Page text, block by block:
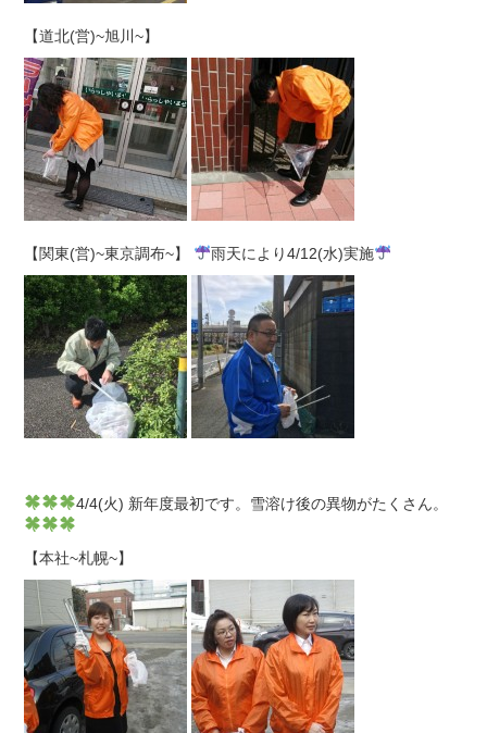
【道北(営)~旭川~】
【関東(営)~東京調布~】 雨天により4/12(水)実施
4/4(火) 新年度最初です。雪溶け後の異物がたくさん。
【本社~札幌~】